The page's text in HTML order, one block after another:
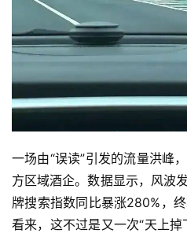
一场由“误读”引发的流量洪峰
方区域酒企。数据显示，风波
牌搜索指数同比暴涨280%，
看来，这不过是又一次“天上